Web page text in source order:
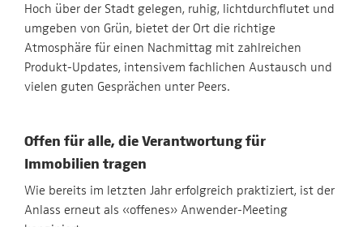
Hoch über der Stadt gelegen, ruhig, lichtdurchflutet und
umgeben von Grün, bietet der Ort die richtige
Atmosphäre für einen Nachmittag mit zahlreichen
Produkt-Updates, intensivem fachlichen Austausch und
vielen guten Gesprächen unter Peers.
Offen für alle, die Verantwortung für
Immobilien tragen
Wie bereits im letzten Jahr erfolgreich praktiziert, ist der
Anlass erneut als «offenes» Anwender-Meeting